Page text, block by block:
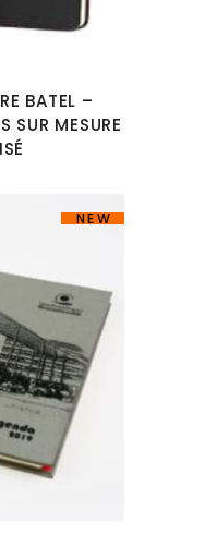
BATEL –
SUR MESURE
NEW